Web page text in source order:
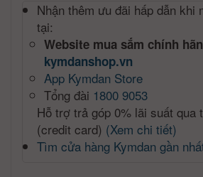
Nhận thêm ưu đãi hấp dẫn khi
tại:
Website mua sắm chính
kymdanshop.vn
App Kymdan Store
Tổng đài 1800 9053
Hỗ trợ trả góp 0% lãi suất qua
(credit card) (Xem chi tiết)
Tìm cửa hàng Kymdan gần